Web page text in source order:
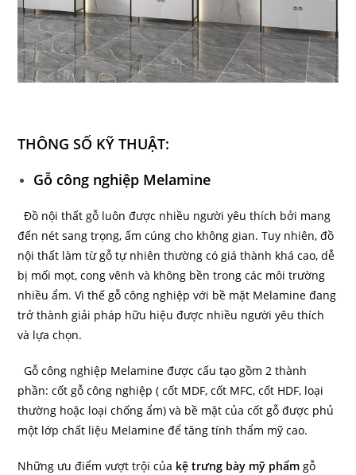
THÔNG SỐ KỸ THUẬT:
Gỗ công nghiệp Melamine
Đồ nội thất gỗ luôn được nhiều người yêu thích bởi mang
đến nét sang trọng, ấm cúng cho không gian. Tuy nhiên, đồ
nội thất làm từ gỗ tự nhiên thường có giá thành khá cao, dễ
bị mối mọt, cong vênh và không bền trong các môi trường
nhiều ẩm. Vì thế gỗ công nghiệp với bề mặt Melamine đang
trở thành giải pháp hữu hiệu được nhiều người yêu thích
và lựa chọn.
Gỗ công nghiệp Melamine được cấu tạo gồm 2 thành
phần: cốt gỗ công nghiệp ( cốt MDF, cốt MFC, cốt HDF, loại
thường hoặc loại chống ẩm) và bề mặt của cốt gỗ được phủ
một lớp chất liệu Melamine để tăng tính thẩm mỹ cao.
Những ưu điểm vượt trội của kệ trưng bày mỹ phẩm gỗ